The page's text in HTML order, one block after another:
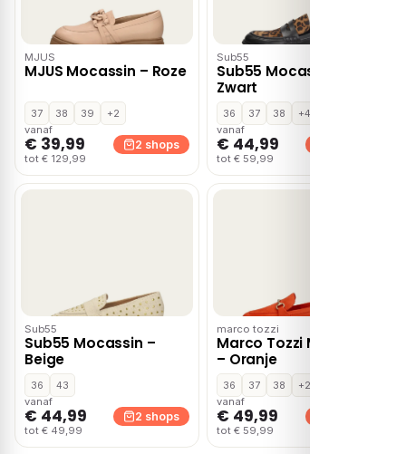
MJUS
MJUS Mocassin – Roze
37 38 39
+2
vanaf
€ 39,99
tot € 129,99
2 shops
Sub55
Sub55 Mocassin –
Zwart
36 37 38
+4
vanaf
€ 44,99
tot € 59,99
Sub55
Sub55 Mocassin –
Beige
36
43
vanaf
€ 44,99
tot € 49,99
2 shops
marco tozzi
Marco Tozzi Mocassin
– Oranje
36 37 38
+2
vanaf
€ 49,99
tot € 59,99